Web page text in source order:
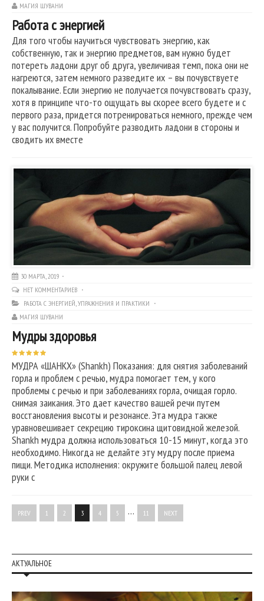
МАГИЯ ШУВАНИ
Работа с энергией
Для того чтобы научиться чувствовать энергию, как
собственную, так и энергию предметов, вам нужно будет
потереть ладони друг об друга, увеличивая темп, пока они не
нагреются, затем немного разведите их – вы почувствуете
покалывание. Если энергию не получается почувствовать сразу,
хотя в принципе что-то ощущать вы скорее всего будете и с
первого раза, придется потренироваться немного, прежде чем
у вас получится. Попробуйте разводить ладони в стороны и
сводить их вместе
30 МАРТА, 2019
НЕТ КОММЕНТАРИЕВ
РАБОТА С ЭНЕРГИЕЙ УПРАЖНЕНИЯ И ПРАКТИКИ
МАГИЯ ШУВАНИ
Мудры здоровья
МУДРА «ШАНКХ» (Shankh) Показания: для снятия заболеваний
горла и проблем с речью, мудра помогает тем, у кого
проблемы с речью и при заболеваниях горла, очищая горло.
снимая заикания. Это дает качество вашей речи путем
восстановления высоты и резонансе. Эта мудра также
уравновешивает секрецию тироксина щитовидной железой.
Shankh мудра должна использоваться 10-15 минут, когда это
необходимо. Никогда не делайте эту мудру после приема
пищи. Методика исполнения: окружите большой палец левой
руки с
PREV 1 2 3 4 5 … 11 NEXT
АКТУАЛЬНОЕ